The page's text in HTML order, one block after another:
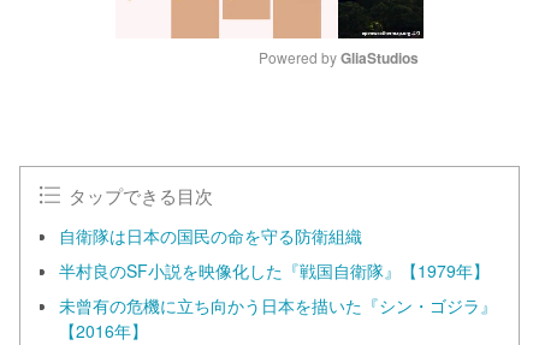
Powered by GliaStudios
タップできる目次
自衛隊は日本の国民の命を守る防衛組織
半村良のSF小説を映像化した『戦国自衛隊』【1979年】
未曾有の危機に立ち向かう日本を描いた『シン・ゴジラ』
【2016年】